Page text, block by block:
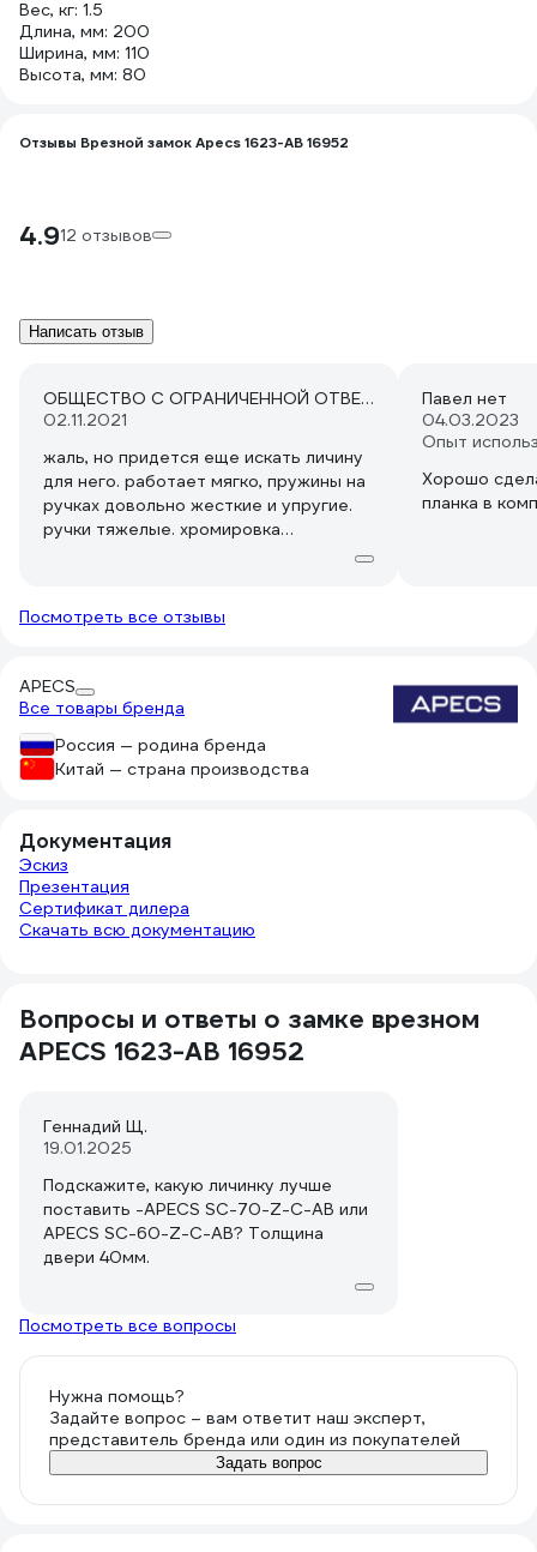
Вес, кг: 1.5
Длина, мм: 200
Ширина, мм: 110
Высота, мм: 80
Отзывы Врезной замок Apecs 1623-AB 16952
4.912 отзывов
Написать отзыв
ОБЩЕСТВО С ОГРАНИЧЕННОЙ ОТВЕТСТВЕННОСТЬЮ "ПОЛИМЕР ЭКСПОРТ"
02.11.2021
жаль, но придется еще искать личину
для него. работает мягко, пружины на
ручках довольно жесткие и упругие.
ручки тяжелые. хромировка
Павел нет
04.03.2023
Опыт
Хорошо
планка в
Посмотреть все отзывы
APECS
Все товары бренда
Россия — родина бренда
Китай — страна производства
Документация
Эскиз
Презентация
Сертификат дилера
Скачать всю документацию
Вопросы и ответы о замке врезном
APECS 1623-AB 16952
Геннадий Щ.
19.01.2025
Подскажите, какую личинку лучше
поставить -APECS SC-70-Z-C-AB или
APECS SC-60-Z-C-AB? Толщина
двери 40мм.
Посмотреть все вопросы
Нужна помощь?
Задайте вопрос – вам ответит наш эксперт,
представитель бренда или один из покупателей
Задать вопрос